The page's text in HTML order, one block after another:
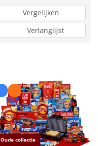
Vergelijken
Verlanglijst
Oude collectie